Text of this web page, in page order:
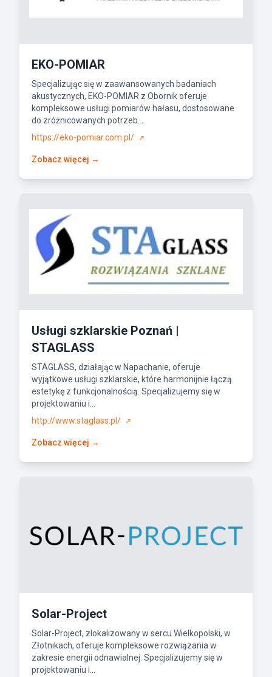
EKO-POMIAR
Specjalizując się w zaawansowanych badaniach
akustycznych, EKO-POMIAR z Obornik oferuje
kompleksowe usługi pomiarów hałasu, dostosowane
do zróżnicowanych potrzeb...
https://eko-pomiar.com.pl/
↗
Zobacz więcej →
Usługi szklarskie Poznań |
STAGLASS
STAGLASS, działając w Napachanie, oferuje
wyjątkowe usługi szklarskie, które harmonijnie łączą
estetykę z funkcjonalnością. Specjalizujemy się w
projektowaniu i...
http://www.staglass.pl/
↗
Zobacz więcej →
Solar-Project
Solar-Project, zlokalizowany w sercu Wielkopolski, w
Złotnikach, oferuje kompleksowe rozwiązania w
zakresie energii odnawialnej. Specjalizujemy się w
projektowaniu i...